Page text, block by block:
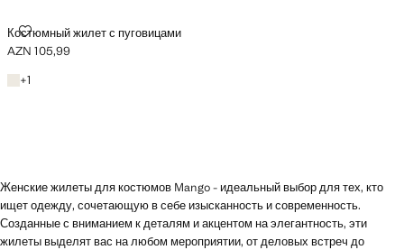
Костюмный жилет с пуговицами
КОСТЮМНЫЙ ЖИЛЕТ С ПУГОВИЦАМИ
Текущая цена [AZN 105,99 ]
AZN 105,99
Пастельный светло-серый
+1
+1 цвет
Женские жилеты для костюмов Mango - идеальный выбор для тех, кто
ищет одежду, сочетающую в себе изысканность и современность.
Созданные с вниманием к деталям и акцентом на элегантность, эти
жилеты выделят вас на любом мероприятии, от деловых встреч до